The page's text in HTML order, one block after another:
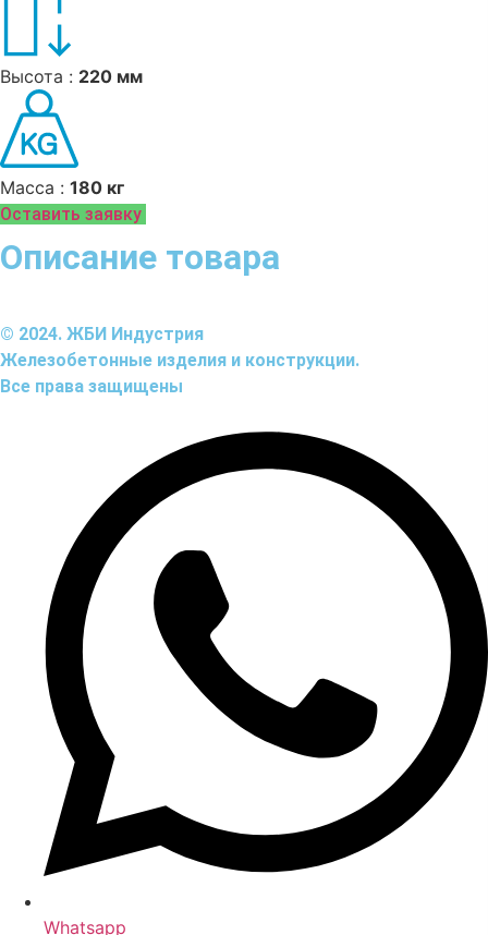
Высота : 220 мм
Масса : 180 кг
Оставить заявку
Описание товара
© 2024. ЖБИ Индустрия
Железобетонные изделия и конструкции.
Все права защищены
Whatsapp